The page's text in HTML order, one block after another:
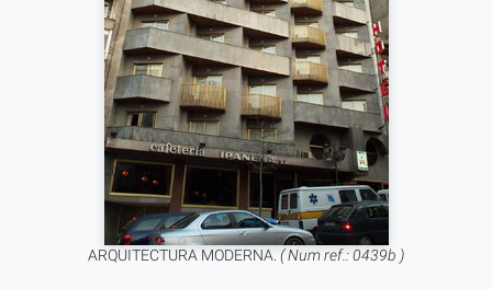
ARQUITECTURA MODERNA. ( Num ref.: 0439b )